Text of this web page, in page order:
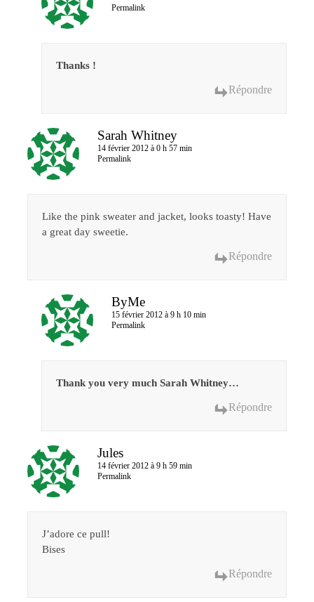
Permalink
Thanks !
Répondre
Sarah Whitney
14 février 2012 à 0 h 57 min
Permalink
Like the pink sweater and jacket, looks toasty! Have
a great day sweetie.
Répondre
ByMe
15 février 2012 à 9 h 10 min
Permalink
Thank you very much Sarah Whitney…
Répondre
Jules
14 février 2012 à 9 h 59 min
Permalink
J’adore ce pull!
Bises
Répondre